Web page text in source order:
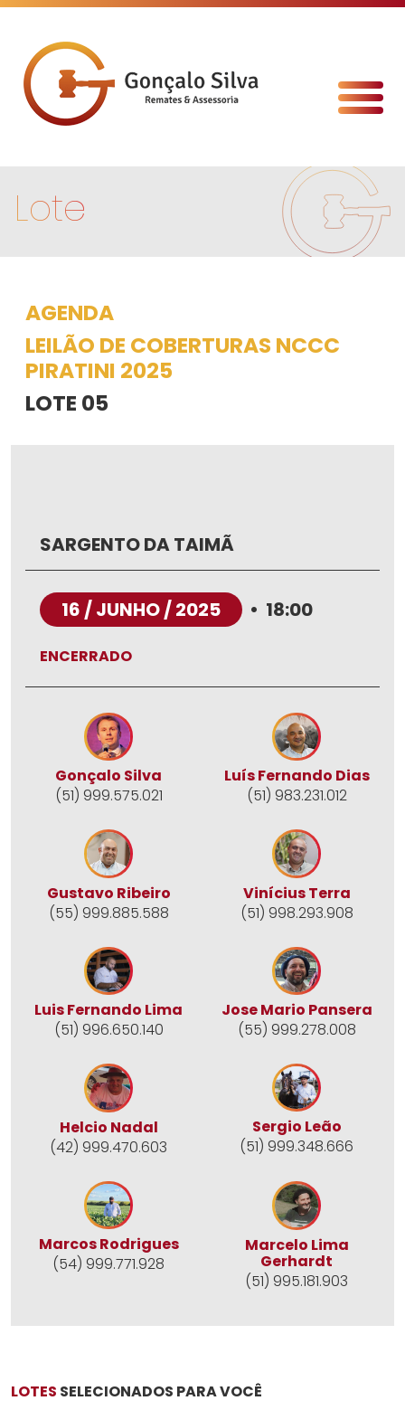
Lote
AGENDA
LEILÃO DE COBERTURAS NCCC
PIRATINI 2025
LOTE 05
SARGENTO DA TAIMÃ
16 / JUNHO / 2025 • 18:00
ENCERRADO
Gonçalo Silva
(51) 999.575.021
Luís Fernando Dias
(51) 983.231.012
Gustavo Ribeiro
(55) 999.885.588
Vinícius Terra
(51) 998.293.908
Luis Fernando Lima
(51) 996.650.140
Jose Mario Pansera
(55) 999.278.008
Helcio Nadal
(42) 999.470.603
Sergio Leão
(51) 999.348.666
Marcos Rodrigues
(54) 999.771.928
Marcelo Lima
Gerhardt
(51) 995.181.903
LOTES SELECIONADOS PARA VOCÊ